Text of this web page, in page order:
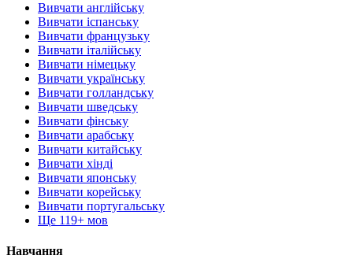
Вивчати англійську
Вивчати іспанську
Вивчати французьку
Вивчати італійську
Вивчати німецьку
Вивчати українську
Вивчати голландську
Вивчати шведську
Вивчати фінську
Вивчати арабську
Вивчати китайську
Вивчати хінді
Вивчати японську
Вивчати корейську
Вивчати португальську
Ще 119+ мов
Навчання